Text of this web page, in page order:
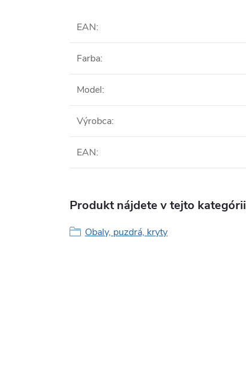
EAN:
Farba:
Model:
Výrobca:
EAN:
Produkt nájdete v tejto kategórii
Obaly, puzdrá, kryty